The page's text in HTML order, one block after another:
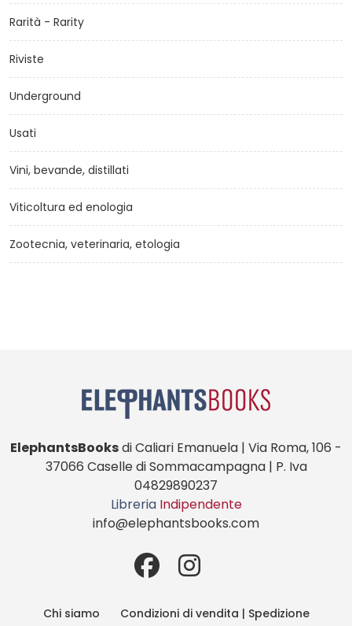
Rarità - Rarity
Riviste
Underground
Usati
Vini, bevande, distillati
Viticoltura ed enologia
Zootecnia, veterinaria, etologia
ElephantsBooksdi Caliari Emanuela | Via Roma, 106 -
37066 Caselle di Sommacampagna | P. Iva
04829890237
Libreria Indipendente
info@elephantsbooks.com
Chi siamo Condizioni di vendita | Spedizione